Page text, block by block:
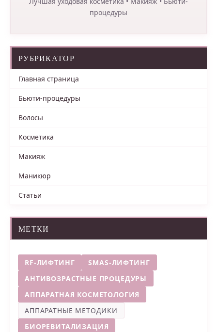
процедуры
РУБРИКАТОР
Главная страница
Бьюти-процедуры
Волосы
Косметика
Макияж
Маникюр
Статьи
МЕТКИ
RF-ЛИФТИНГ
SMAS-ЛИФТИНГ
АНТИВОЗРАСТНЫЕ ПРОЦЕДУРЫ
АППАРАТНАЯ КОСМЕТОЛОГИЯ
АППАРАТНЫЕ МЕТОДИКИ
БИОРЕВИТАЛИЗАЦИЯ